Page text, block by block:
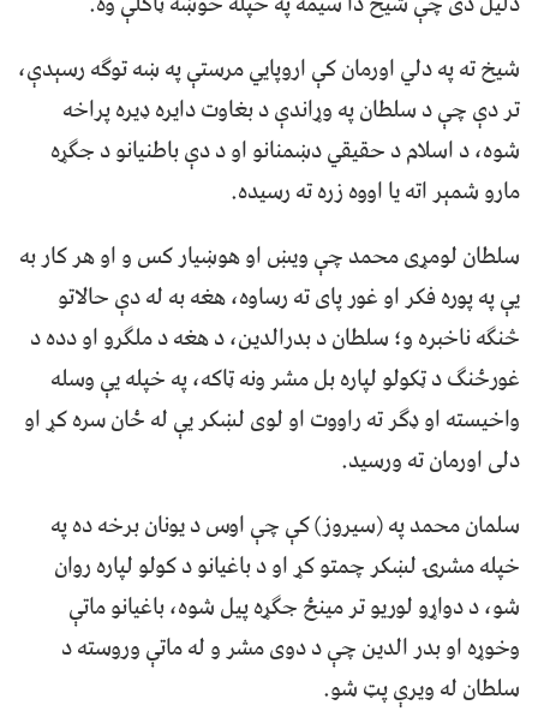
شیخ ته په دلي اورمان کې اروپایي مرستې په ښه توگه رسېدې،
تر دې چې د سلطان په وړاندې د بغاوت دایره ډیره پراخه
شوه، د اسلام د حقیقي دښمنانو او د دې باطنیانو د جگړه
مارو شمېر اته یا اووه زره ته رسیده.
سلطان لومړی محمد چې ويښ او هوښیار کس و او هر کار به
یې په پوره فکر او غور پای ته رساوه، هغه به له دې حالاتو
څنگه ناخبره و؛ سلطان د بدرالدین، د هغه د ملگرو او دده د
غورځنگ د ټکولو لپاره بل مشر ونه ټاکه، په خپله یې وسله
واخیسته او ډگر ته راووت او لوی لښکر یې له ځان سره کړ او
دلی اورمان ته ورسید.
سلمان محمد په (سیروز) کې چې اوس د يونان برخه ده په
خپله مشرۍ لښکر چمتو کړ او د باغیانو د کولو لپاره روان
شو، د دواړو لوریو تر مینځ جگړه پیل شوه، باغيانو ماتې
وخوړه او بدر الدين چې د دوی مشر و له ماتې وروسته د
سلطان له ویرې پټ شو.